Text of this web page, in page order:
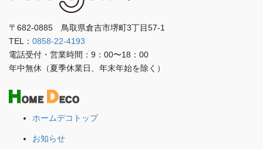
〒682-0885 鳥取県倉吉市堺町3丁目57-1
TEL： 0858-22-4193
電話受付・営業時間：9：00〜18：00
年中無休（夏季休業日、年末年始を除く）
ホームデコトップ
お知らせ